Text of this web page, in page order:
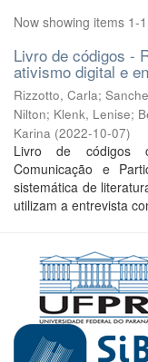
Now showing items 1-
Livro de códigos -
ativismo digital e
Rizzotto, Carla;
Nilton; Klenk, Lenise;
Karina (2022-10-07)
Livro de códigos
Comunicação e
sistemática de
utilizam a entrevista